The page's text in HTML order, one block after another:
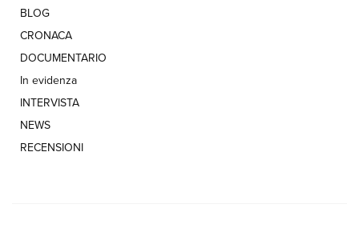
BLOG
CRONACA
DOCUMENTARIO
In evidenza
INTERVISTA
NEWS
RECENSIONI